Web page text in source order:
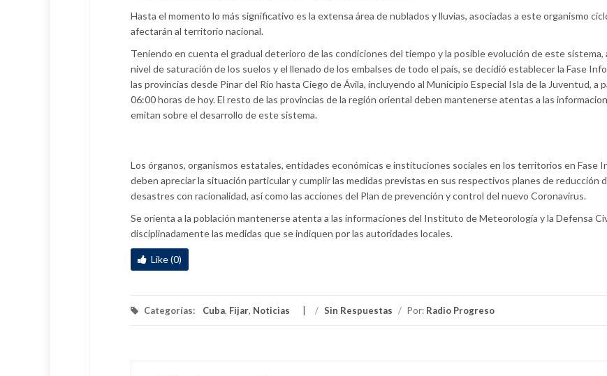
Hasta el momento lo más significativo es la extensa área de nublados y lluvias, asociadas a este organismo
afectarán al territorio nacional.
Teniendo en cuenta el gradual deterioro de las condiciones del tiempo y la posible evolución de este sistema,
nivel de saturación de los suelos y el llenado de los embalses de todo el país, se decidió establecer la Fase
las provincias desde Pinar del Río hasta Ciego de Ávila, incluyendo al Municipio Especial Isla de la Juventud, a
06:00 horas de hoy. El resto de las provincias de la región oriental deben mantenerse atentas a las
emitan sobre el desarrollo de este sistema.
Los órganos, organismos estatales, entidades económicas e instituciones sociales en los territorios en Fase
deben apreciar la situación particular y cumplir las medidas previstas en sus respectivos planes de reducción
desastres con racionalidad, así como las acciones del Plan de prevención y control del nuevo Coronavirus.
Se orienta a la población mantenerse atenta a las informaciones del Instituto de Meteorología y la Defensa
disciplinadamente las medidas que se indiquen por las autoridades locales.
Like (0)
Categorías: Cuba, Fijar, Noticias / Sin Respuestas / Por: Radio Progreso